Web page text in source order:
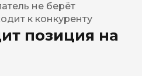
не берёт
к конкуренту
позиция на